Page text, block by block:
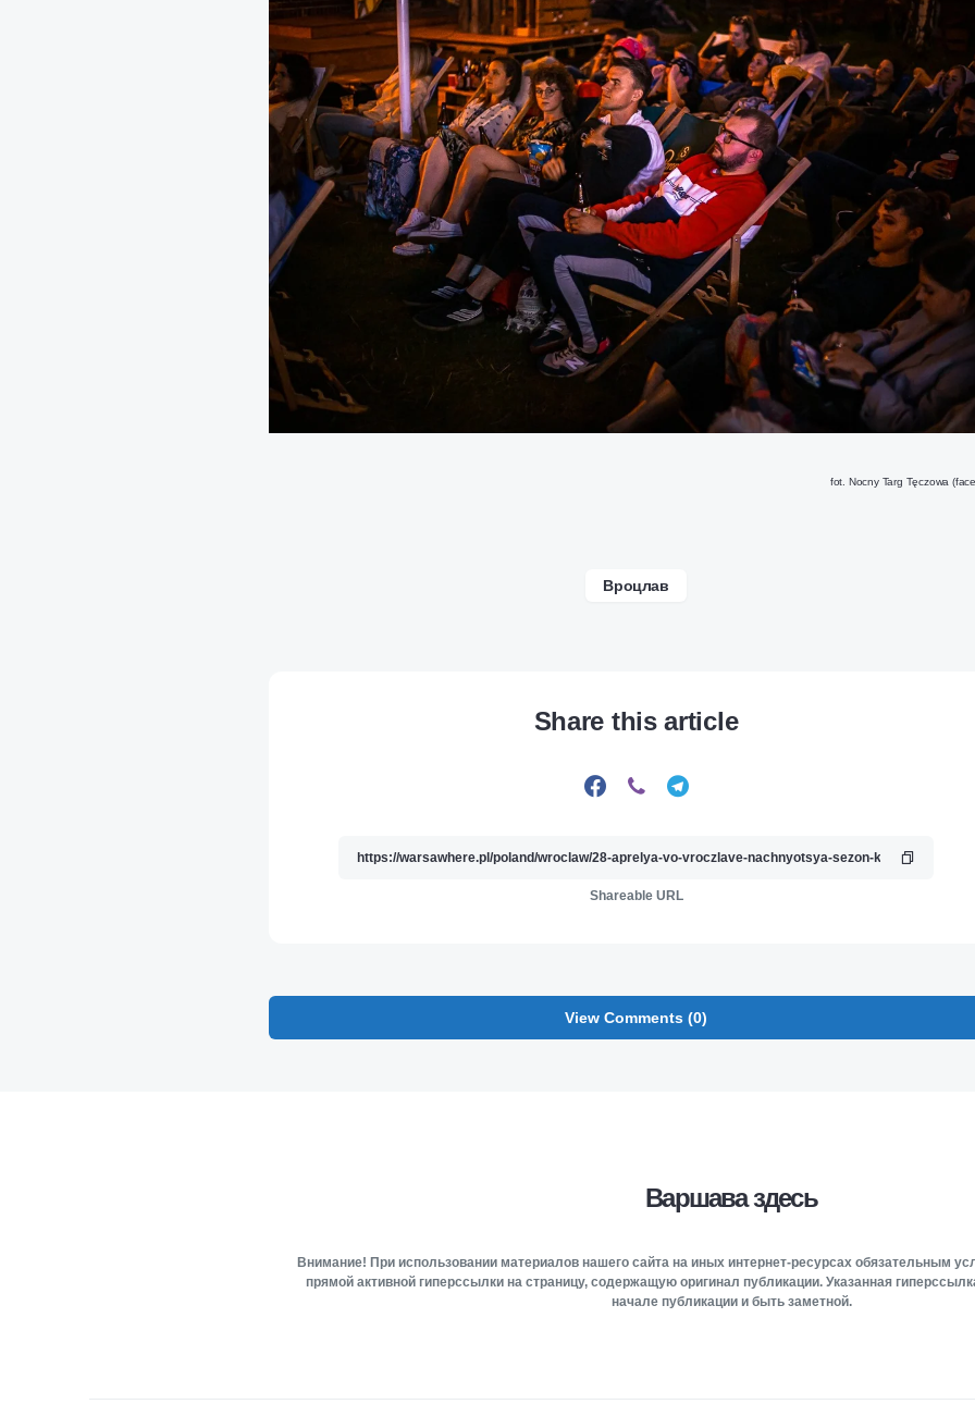
fot. Nocny Targ Tęczowa
Вроцлав
Share this article
Shareable URL
View Comments (0)
Варшава здесь
Внимание! При использовании материалов нашего сайта на иных интернет-ресурсах обязательным
прямой активной гиперссылки на страницу, содержащую оригинал публикации. Указанная
начале публикации и быть заметной.